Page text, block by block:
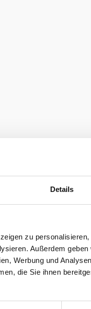
Details
zu
Außerdem
Werbung und
die Sie ihnen